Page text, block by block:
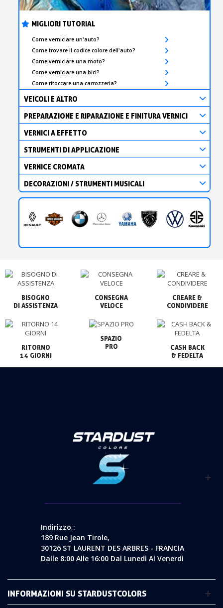
MIGLIORI TUTORIAL
Come verniciare un'auto?
Come trovare il codice colore dell'auto?
Come verniciare una moto?
Come verniciare una bici?
Come ritoccare una carrozzeria?
VEICOLI E ALTRO
PREPARAZIONE E RIPARAZIONE E FINITURA VERNICI
VERNICI A EFFETTO
STRUMENTI DI APPLICAZIONE
VERNICE CROMATA
DECORAZIONI / STRUMENTI MUSICALI
BISOGNO
CONSEGNA
VELOCE
CREARE &
CONDIVIDERE
RITORNO
14 GIORNI
SPAZIO
PRO
CASH BACK
& FEDELTA
Indirizzo :
189 Rue Jean Tirole,
30126 ST LAURENT DES ARBRES - FRANCIA
Dalle 8:00 Alle 16:00 Dal Lunedì Al Venerdì
INFORMAZIONI SU STARDUSTCOLORS